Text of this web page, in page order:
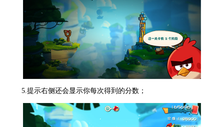
5.提示右侧还会显示你每次得到的分数；